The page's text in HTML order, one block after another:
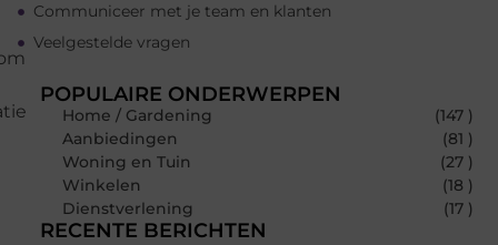
Communiceer met je team en klanten
Veelgestelde vragen
POPULAIRE ONDERWERPEN
Home / Gardening
(147 )
Aanbiedingen
(81 )
Woning en Tuin
(27 )
Winkelen
(18 )
Dienstverlening
(17 )
RECENTE BERICHTEN